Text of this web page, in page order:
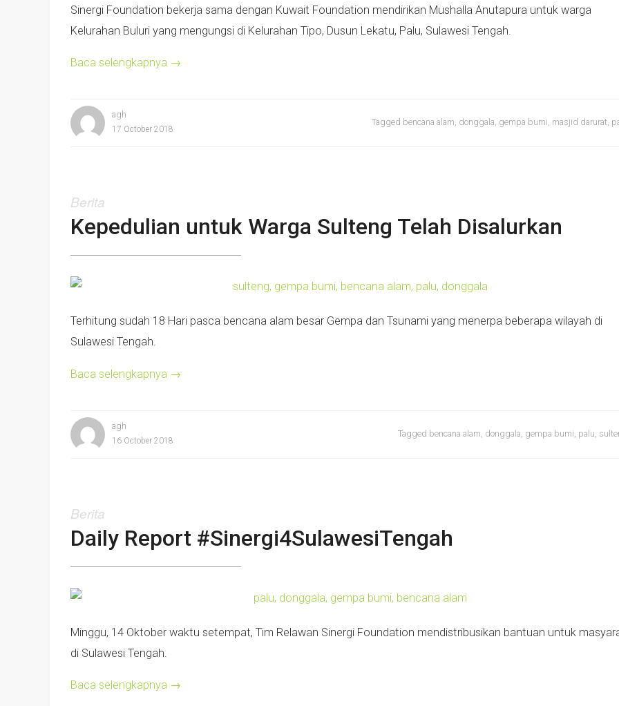
Sinergi Foundation bekerja sama dengan Kuwait Foundation mendirikan Mushalla Anutapura untuk warga
Kelurahan Buluri yang mengungsi di Kelurahan Tipo, Dusun Lekatu, Palu, Sulawesi Tengah.
Baca selengkapnya →
Tagged bencana alam, donggala, gempa bumi, masjid darurat,
agh
17 October 2018
Berita
Kepedulian untuk Warga Sulteng Telah Disalurkan
Terhitung sudah 18 Hari pasca bencana alam besar Gempa dan Tsunami yang menerpa beberapa wilayah di
Sulawesi Tengah.
Baca selengkapnya →
Tagged bencana alam donggala gempa bumi palu
agh
16 October 2018
Berita
Daily Report #Sinergi4SulawesiTengah
Minggu, 14 Oktober waktu setempat, Tim Relawan Sinergi Foundation mendistribusikan bantuan untuk
di Sulawesi Tengah.
Baca selengkapnya →